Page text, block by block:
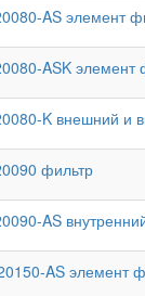
AS элемент
ASK элемент
K внешний и
фильтр
AS
AS элемент